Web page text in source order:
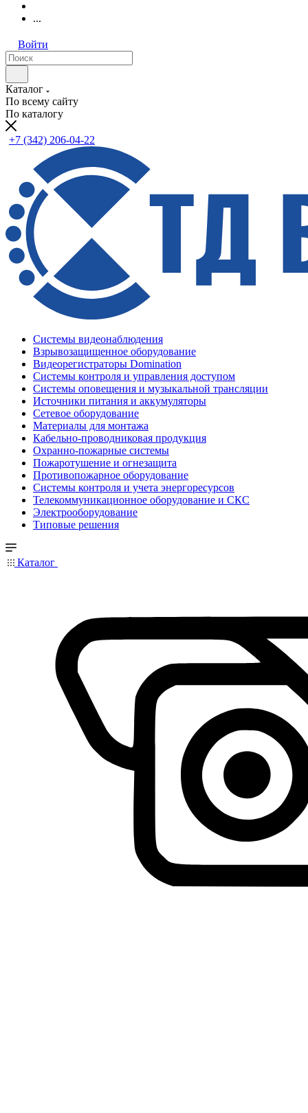
...
Войти
Каталог
По всему сайту
По каталогу
+7 (342) 206-04-22
Системы видеонаблюдения
Взрывозащищенное оборудование
Видеорегистраторы Domination
Системы контроля и управления доступом
Системы оповещения и музыкальной трансляции
Источники питания и аккумуляторы
Сетевое оборудование
Материалы для монтажа
Кабельно-проводниковая продукция
Охранно-пожарные системы
Пожаротушение и огнезащита
Противопожарное оборудование
Системы контроля и учета энергоресурсов
Телекоммуникационное оборудование и СКС
Электрооборудование
Типовые решения
Каталог